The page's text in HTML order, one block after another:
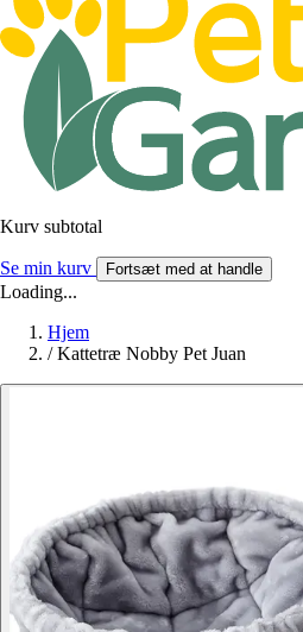
Kurv subtotal
Se min kurv Fortsæt med at handle
Loading...
Hjem
/ Kattetræ Nobby Pet Juan